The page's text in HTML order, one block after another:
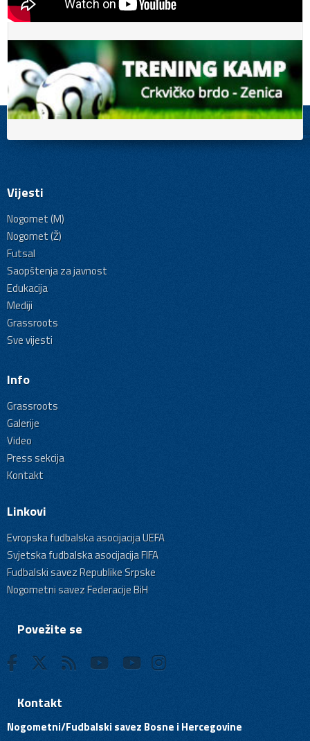
Vijesti
Nogomet (M)
Nogomet (Ž)
Futsal
Saopštenja za javnost
Edukacija
Mediji
Grassroots
Sve vijesti
Info
Grassroots
Galerije
Video
Press sekcija
Kontakt
Linkovi
Evropska fudbalska asocijacija UEFA
Svjetska fudbalska asocijacija FIFA
Fudbalski savez Republike Srpske
Nogometni savez Federacije BiH
Povežite se
Kontakt
Nogometni/Fudbalski savez Bosne i Hercegovine